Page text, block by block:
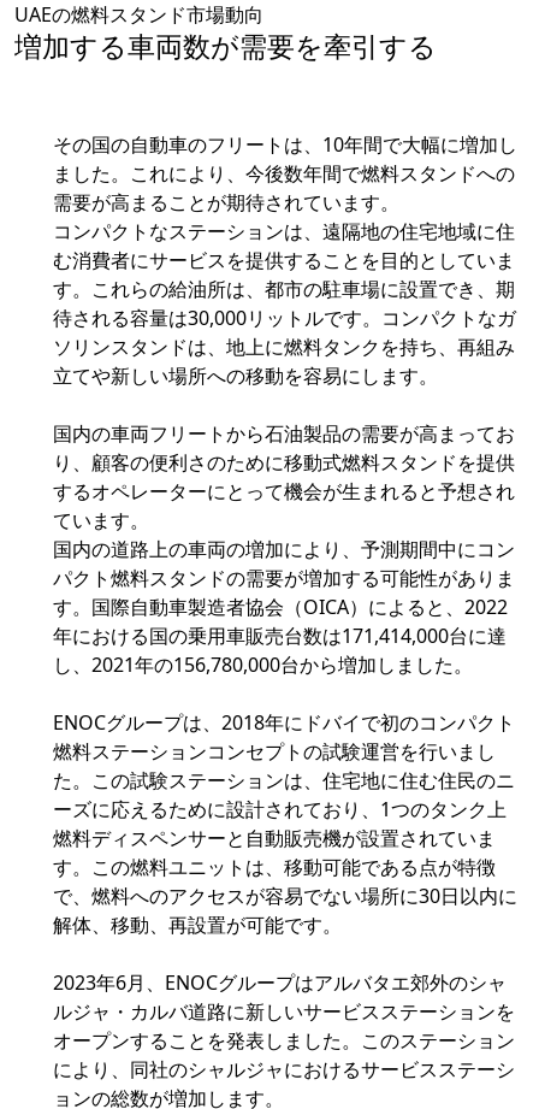
UAEの燃料スタンド市場動向
増加する車両数が需要を牽引する
その国の自動車のフリートは、10年間で大幅に増加し
ました。これにより、今後数年間で燃料スタンドへの
需要が高まることが期待されています。
コンパクトなステーションは、遠隔地の住宅地域に住
む消費者にサービスを提供することを目的としていま
す。これらの給油所は、都市の駐車場に設置でき、期
待される容量は30,000リットルです。コンパクトなガ
ソリンスタンドは、地上に燃料タンクを持ち、再組み
立てや新しい場所への移動を容易にします。
国内の車両フリートから石油製品の需要が高まってお
り、顧客の便利さのために移動式燃料スタンドを提供
するオペレーターにとって機会が生まれると予想され
ています。
国内の道路上の車両の増加により、予測期間中にコン
パクト燃料スタンドの需要が増加する可能性がありま
す。国際自動車製造者協会（OICA）によると、2022
年における国の乗用車販売台数は171,414,000台に達
し、2021年の156,780,000台から増加しました。
ENOCグループは、2018年にドバイで初のコンパクト
燃料ステーションコンセプトの試験運営を行いまし
た。この試験ステーションは、住宅地に住む住民のニ
ーズに応えるために設計されており、1つのタンク上
燃料ディスペンサーと自動販売機が設置されていま
す。この燃料ユニットは、移動可能である点が特徴
で、燃料へのアクセスが容易でない場所に30日以内に
解体、移動、再設置が可能です。
2023年6月、ENOCグループはアルバタエ郊外のシャ
ルジャ・カルバ道路に新しいサービスステーションを
オープンすることを発表しました。このステーション
により、同社のシャルジャにおけるサービスステーシ
ョンの総数が増加します。